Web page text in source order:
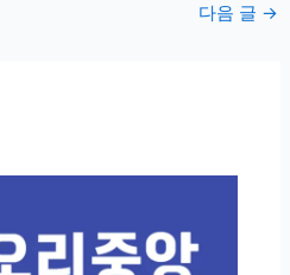
다음 글 →